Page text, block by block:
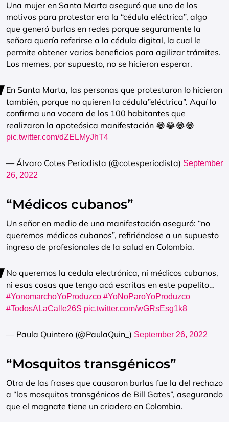
Una mujer en Santa Marta aseguró que uno de los
motivos para protestar era la “cédula eléctrica”, algo
que generó burlas en redes porque seguramente la
señora quería referirse a la cédula digital, la cual le
permite obtener varios beneficios para agilizar trámites.
Los memes, por supuesto, no se hicieron esperar.
En Santa Marta, las personas que protestaron lo hicieron
también, porque no quieren la cédula”eléctrica”. Aquí lo
confirma una vocera de los 100 habitantes que
realizaron la apoteósica manifestación 😂😂😂😂
pic.twitter.com/dZELMyJhT4
— Álvaro Cotes Periodista (@cotesperiodista) September
26, 2022
“Médicos cubanos”
Un señor en medio de una manifestación aseguró: “no
queremos médicos cubanos”, refiriéndose a un supuesto
ingreso de profesionales de la salud en Colombia.
No queremos la cedula electrónica, ni médicos cubanos,
ni esas cosas que tengo acá escritas en este papelito…
#YonomarchoYoProduzco #YoNoParoYoProduzco
#TodosALaCalle26S pic.twitter.com/wGRsEsg1k8
— Paula Quintero (@PaulaQuin_) September 26, 2022
“Mosquitos transgénicos”
Otra de las frases que causaron burlas fue la del rechazo
a “los mosquitos transgénicos de Bill Gates”, asegurando
que el magnate tiene un criadero en Colombia.